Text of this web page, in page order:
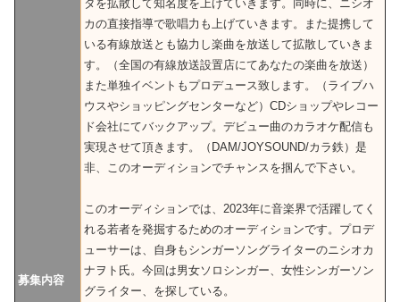
募集内容
タを拡散して知名度を上げていきます。同時に、ニシオ
カの直接指導で歌唱力も上げていきます。また提携して
いる有線放送とも協力し楽曲を放送して拡散していきま
す。（全国の有線放送設置店にてあなたの楽曲を放送）
また単独イベントもプロデュース致します。（ライブハ
ウスやショッピングセンターなど）CDショップやレコー
ド会社にてバックアップ。デビュー曲のカラオケ配信も
実現させて頂きます。（DAM/JOYSOUND/カラ鉄）是
非、このオーディションでチャンスを掴んで下さい。
このオーディションでは、2023年に音楽界で活躍してく
れる若者を発掘するためのオーディションです。プロデ
ューサーは、自身もシンガーソングライターのニシオカ
ナヲト氏。今回は男女ソロシンガー、女性シンガーソン
グライター、を探している。